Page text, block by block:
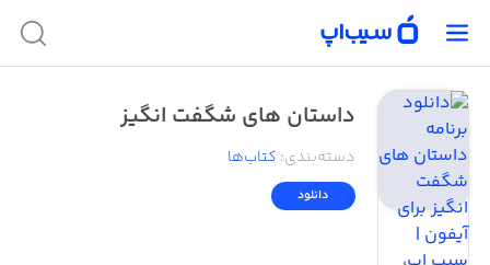
داستان های شگفت انگیز
دسته‌بندی: کتاب‌ها
دانلود